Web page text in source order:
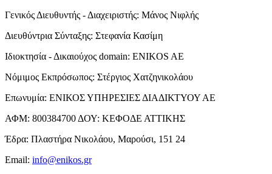
Γενικός Διευθυντής - Διαχειριστής: Μάνος Νιφλής
Διευθύντρια Σύνταξης: Στεφανία Κασίμη
Ιδιοκτησία - Δικαιούχος domain: ENIKOS AE
Νόμιμος Εκπρόσωπος: Στέργιος Χατζηνικολάου
Επωνυμία: ΕΝΙΚΟΣ ΥΠΗΡΕΣΙΕΣ ΔΙΑΔΙΚΤΥΟΥ ΑΕ
ΑΦΜ: 800384700 ΔΟΥ: ΚΕΦΟΔΕ ΑΤΤΙΚΗΣ
Έδρα: Πλαστήρα Νικολάου, Μαρούσι, 151 24
Email: info@enikos.gr